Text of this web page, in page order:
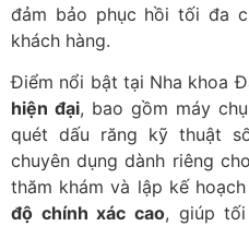
đảm bảo phục hồi tối đa
khách hàng.
Điểm nổi bật tại Nha khoa
hiện đại, bao gồm máy
quét dấu răng kỹ thuật
chuyên dụng dành riêng
thăm khám và lập kế
độ chính xác cao, giúp